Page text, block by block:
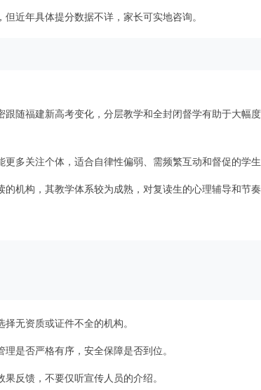
近年具体提分数据不详，家长可实地咨询。
随福建新高考变化，分层教学和全封闭督学有助于大幅
多关注个体，适合自律性偏弱、需频繁互动和督促的学生
机构，其教学体系较为成熟，对复读生的心理辅导和节
无资质或证件不全的机构。
是否严格有序，安全保障是否到位。
反馈，不要仅听宣传人员的介绍。